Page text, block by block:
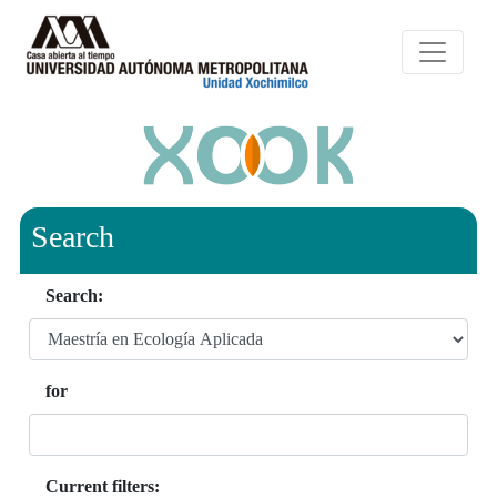
Search
Search:
for
Current filters: